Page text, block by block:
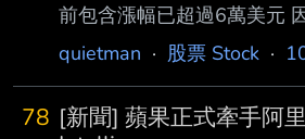
前包含漲幅已超過6萬美元
未來會有遺產稅的問題 (有
改投資00646和009826 還
議嗎？ 因為也還在考慮 求建
quietman · 股票 Stock ·
78 [新聞] 蘋果正式牽手阿